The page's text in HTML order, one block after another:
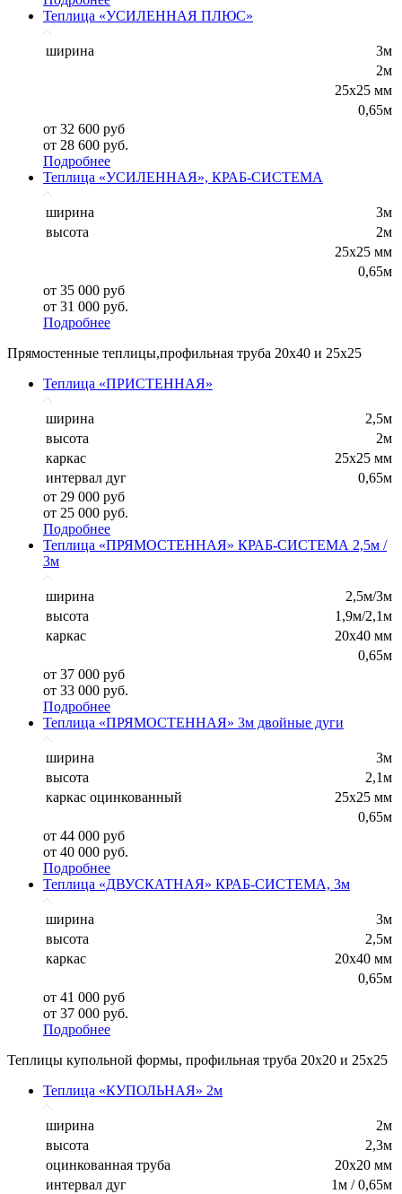
Теплица «УСИЛЕННАЯ ПЛЮС»
ширина
3м
2м
25x25 мм
0,65м
от 32 600 руб
от 28 600 руб.
Подробнее
Теплица «УСИЛЕННАЯ», КРАБ-СИСТЕМА
ширина
3м
высота
2м
25х25 мм
0,65м
от 35 000 руб
от 31 000 руб.
Подробнее
Прямостенные теплицы,профильная труба 20х40 и 25х25
Теплица «ПРИСТЕННАЯ»
ширина
2,5м
высота
2м
каркас
25х25 мм
интервал дуг
0,65м
от 29 000 руб
от 25 000 руб.
Подробнее
Теплица «ПРЯМОСТЕННАЯ» КРАБ-СИСТЕМА 2,5м /
3м
ширина
2,5м/3м
высота
1,9м/2,1м
каркас
20х40 мм
0,65м
от 37 000 руб
от 33 000 руб.
Подробнее
Теплица «ПРЯМОСТЕННАЯ» 3м двойные дуги
ширина
3м
высота
2,1м
каркас оцинкованный
25х25 мм
0,65м
от 44 000 руб
от 40 000 руб.
Подробнее
Теплица «ДВУСКАТНАЯ» КРАБ-СИСТЕМА, 3м
ширина
3м
высота
2,5м
каркас
20х40 мм
0,65м
от 41 000 руб
от 37 000 руб.
Подробнее
Теплицы купольной формы, профильная труба 20х20 и 25х25
Теплица «КУПОЛЬНАЯ» 2м
ширина
2м
высота
2,3м
оцинкованная труба
20х20 мм
интервал дуг
1м / 0,65м